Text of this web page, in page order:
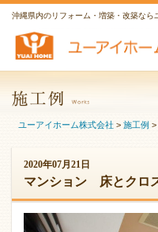
沖縄県内のリフォーム・増築・改築なら
ユーアイホーム株式会社 > 施工例 >
2020年07月21日
マンション 床とクロ